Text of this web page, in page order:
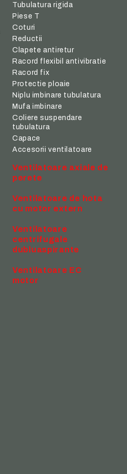
Tubulatura rigida
Piese T
Coturi
Reductii
Clapete antiretur
Racord flexibil antivibratie
Racord fix
Protectie ploaie
Niplu imbinare tubulatura
Mufa imbinare
Coliere suspendare
tubulatura
Capace
Accesorii ventilatoare
Ventilatoare axiale de
perete
Ventilatoare de hota
cu motor extern
Ventilatoare
centrifugale
dubluaspirante
Ventilatoare EC
motor